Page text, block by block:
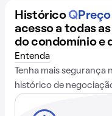
Histórico QPreço
acesso a todas
do condomínio e
Entenda
Tenha mais
histórico de